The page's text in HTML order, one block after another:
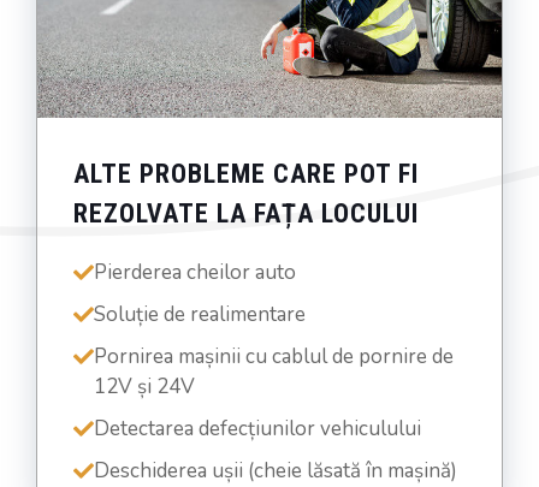
ALTE PROBLEME CARE POT FI
REZOLVATE LA FAȚA LOCULUI
Pierderea cheilor auto
Soluție de realimentare
Pornirea mașinii cu cablul de pornire de
12V și 24V
Detectarea defecțiunilor vehiculului
Deschiderea ușii (cheie lăsată în mașină)